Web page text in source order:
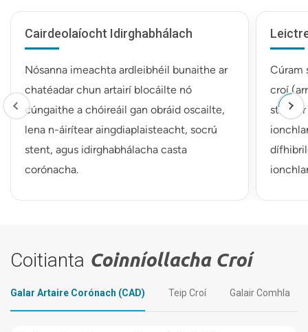
Cairdeolaíocht Idirghabhálach
Nósanna imeachta ardleibhéil bunaithe ar
chatéadar chun artairí blocáilte nó
cúngaithe a chóireáil gan obráid oscailte,
lena n-áirítear aingdiaplaisteacht, socrú
stent, agus idirghabhálacha casta
corónacha.
Cúram
croí
Coitianta Coinníollacha Croí
Galar Artaire Corónach (CAD) Teip Croí Galair Comhla